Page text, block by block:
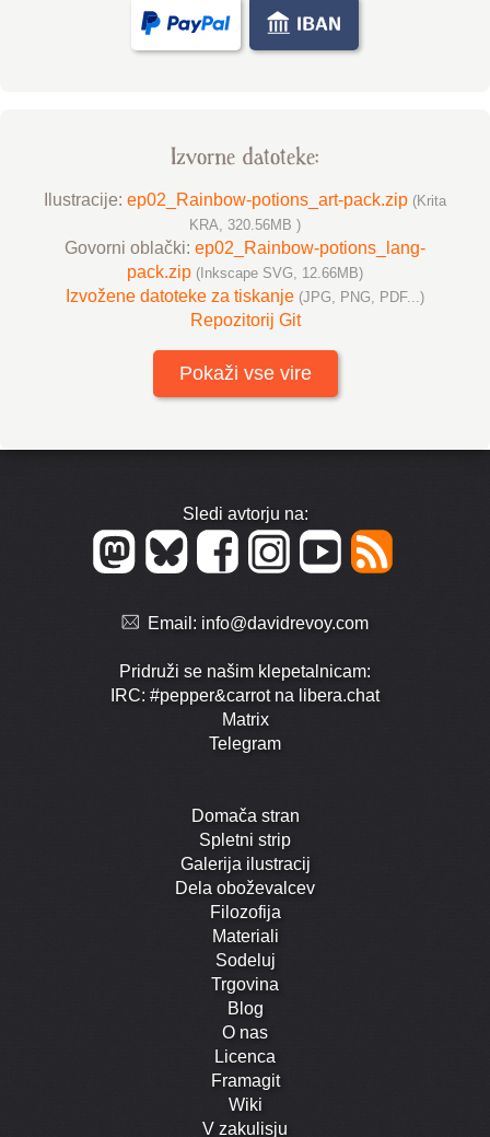
Izvorne datoteke:
Ilustracije: ep02_Rainbow-potions_art-pack.zip (Krita
KRA, 320.56MB )
Govorni oblački: ep02_Rainbow-potions_lang-
pack.zip (Inkscape SVG, 12.66MB)
Izvožene datoteke za tiskanje (JPG, PNG, PDF...)
Repozitorij Git
Pokaži vse vire
Sledi avtorju na:
Email: info@davidrevoy.com
Pridruži se našim klepetalnicam:
IRC: #pepper&carrot na libera.chat
Matrix
Telegram
Domača stran
Spletni strip
Galerija ilustracij
Dela oboževalcev
Filozofija
Materiali
Sodeluj
Trgovina
Blog
O nas
Licenca
Framagit
Wiki
V zakulisju